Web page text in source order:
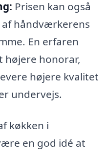
Prisen kan også
håndværkerens
En erfaren
højere honorar,
højere kvalitet
undervejs.
køkken i
en god idé at